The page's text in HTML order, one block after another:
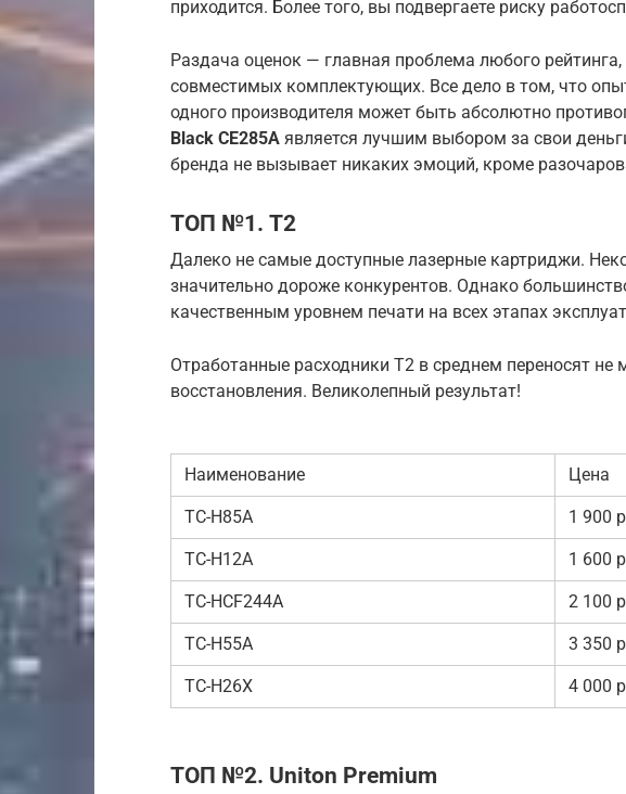
приходится. Более того, вы подвергаете риску
Раздача оценок — главная проблема любого
совместимых комплектующих. Все дело в том, что
одного производителя может быть абсолютно
Black CE285A является лучшим выбором за свои
бренда не вызывает никаких эмоций, кроме
ТОП №1. T2
Далеко не самые доступные лазерные картриджи.
значительно дороже конкурентов. Однако
качественным уровнем печати на всех этапах
Отработанные расходники T2 в среднем переносят не
восстановления. Великолепный результат!
Наименование Цена
TC-H85A 1 900
TC-H12A 1 600
TC-HCF244A 2 100
TC-H55A 3 350
TC-H26X 4 000
ТОП №2. Uniton Premium